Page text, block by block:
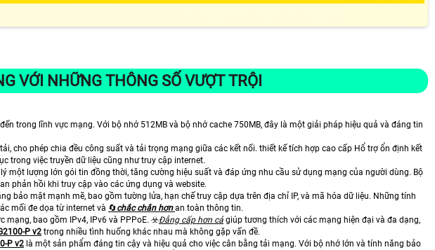
VỚI NHỮNG THÔNG SỐ VƯỢT TRỘI
trong lĩnh vực mạng. Với bộ nhớ 512MB và bộ nhớ cache 750MB, đây là một giải pháp hiệu quả và đáng tin
cho phép chia đều công suất và tải trọng mạng giữa các kết nối. thiết kế tích hợp cao cấp Hổ trợ ổn định kết
trong việc truyền dữ liệu cũng như truy cập internet.
một lượng lớn gói tin đồng thời, tăng cường hiệu suất và đáp ứng nhu cầu sử dụng mạng của người dùng. Bộ
phản hồi khi truy cập vào các ứng dụng và website.
bảo mật mạnh mẽ, bao gồm tường lửa, hạn chế truy cập dựa trên địa chỉ IP, và mã hóa dữ liệu. Những tính
mối đe dọa từ internet và 🔄chắc chắn hơn an toàn thông tin.
mạng, bao gồm IPv4, IPv6 và PPPoE. ☣️Đẳng cấp hơn cả giúp tương thích với các mạng hiện đại và đa dạng,
P v2 trong nhiều tình huống khác nhau mà không gặp vấn đề.
P v2 là một sản phẩm đáng tin cậy và hiệu quả cho việc cân bằng tải mạng. Với bộ nhớ lớn và tính năng bảo